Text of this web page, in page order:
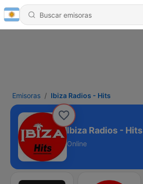
Emisoras Ibiza Radios - Hits
Ibiza Radios - Hits
Online